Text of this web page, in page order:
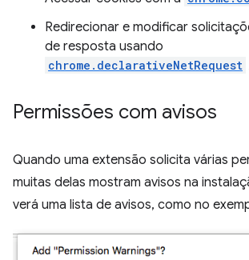
Redirecionar e modificar
de resposta usando
chrome.declarativeNetRequest
Permissões com avisos
Quando uma extensão solicita várias
muitas delas mostram avisos na
verá uma lista de avisos, como no